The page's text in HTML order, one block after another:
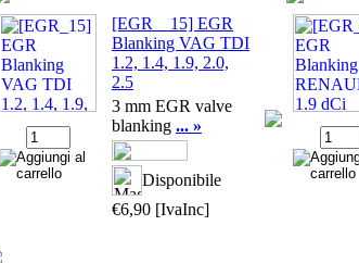
[EGR _ 15] EGR
Blanking VAG TDI
1.2, 1.4, 1.9, 2.0,
2.5
3 mm EGR valve
blanking ... »
Disponibile
€6,90 [IvaInc]